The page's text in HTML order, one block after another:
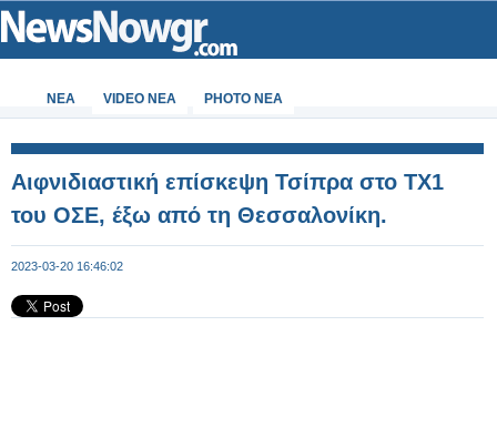
ΝΕΑ VIDEO NEA PHOTO NEA
Αιφνιδιαστική επίσκεψη Τσίπρα στο ΤΧ1
του ΟΣΕ, έξω από τη Θεσσαλονίκη.
2023-03-20 16:46:02